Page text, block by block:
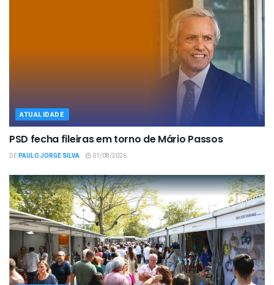
ATUALIDADE
PSD fecha fileiras em torno de Mário Passos
DEPAULO JORGE SILVA 01/08/2026